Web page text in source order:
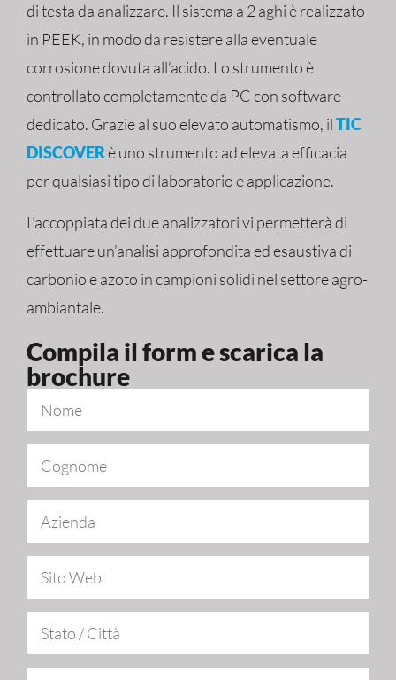
di testa da analizzare. Il sistema a 2 aghi è realizzato
in PEEK, in modo da resistere alla eventuale
corrosione dovuta all’acido. Lo strumento è
controllato completamente da PC con software
dedicato. Grazie al suo elevato automatismo, ilTIC
DISCOVERè uno strumento ad elevata efficacia
per qualsiasi tipo di laboratorio e applicazione.
L’accoppiata dei due analizzatori vi permetterà di
effettuare un’analisi approfondita ed esaustiva di
carbonio e azoto in campioni solidi nel settore agro-
ambiantale.
Compila il form e scarica la
brochure​